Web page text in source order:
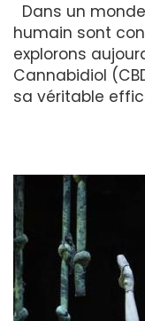
Dans un
humain sont
explorons
Cannabidiol
sa véritable